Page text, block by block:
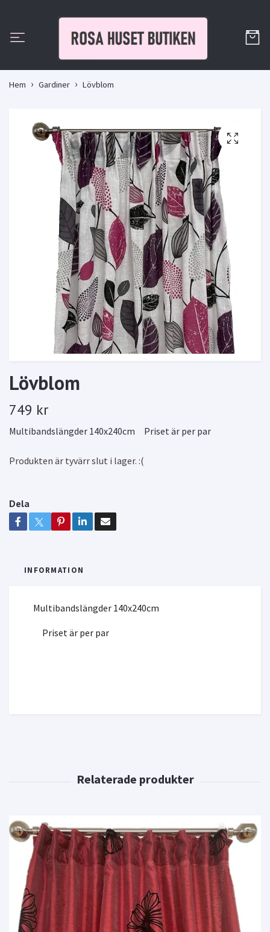
Hem Gardiner Lövblom
Lövblom
749 kr
Multibandslängder 140x240cm Priset är per par
Produkten är tyvärr slut i lager. :(
Dela
INFORMATION
Multibandslängder 140x240cm
Priset är per par